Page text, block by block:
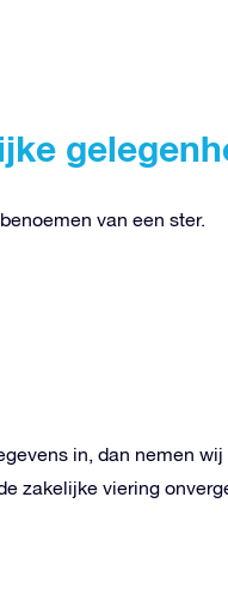
van een ster.
in, dan nemen
zakelijke viering